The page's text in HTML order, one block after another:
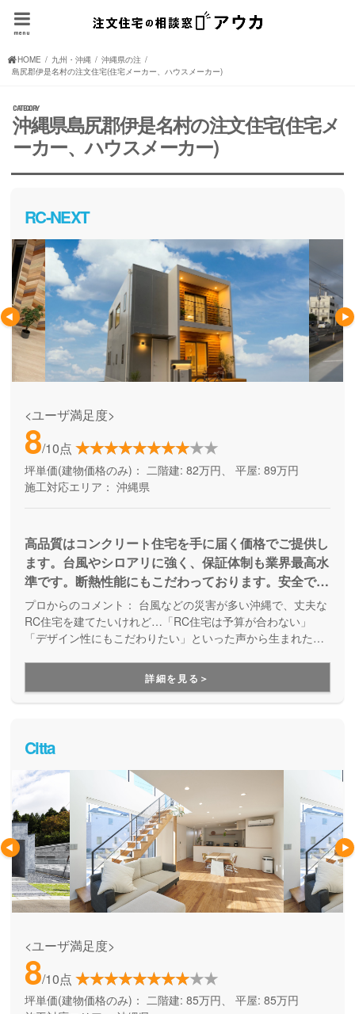
menu
HOME 九州・沖縄の注文住宅(住宅メーカー、ハウスメーカー)
沖縄県の注文住宅(住宅メーカー、ハウスメーカー)
島尻郡伊是名村の注文住宅(住宅メーカー、ハウスメーカー)
沖縄県島尻郡伊是名村の注文住宅(住宅メ
ーカー、ハウスメーカー)
RC-NEXT
<ユーザ満足度>
8/10点
坪単価(建物価格のみ)： 二階建: 82万円、 平屋: 89万円
施工対応エリア： 沖縄県
高品質はコンクリート住宅を手に届く価格でご提供し
ます。台風やシロアリに強く、保証体制も業界最高水
準です。断熱性能にもこだわっております。安全で快
適にお住まい頂けます。【コンクリート住宅ランキン
グ ９年連続日本一】
プロからのコメント： 台風などの災害が多い沖縄で、丈夫な
RC住宅を建てたいけれど…「RC住宅は予算が合わない」
「デザイン性にもこだわりたい」といった声から生まれたブ
年連続No.1の百年住宅グループだから、実績も保証も万全で
安心。従来のRC住宅も木造住宅もしっくりこなかった方に、
第三の選択肢をご提案しています。
詳細を見る＞
Citta
<ユーザ満足度>
8/10点
坪単価(建物価格のみ)： 二階建: 85万円、 平屋: 85万円